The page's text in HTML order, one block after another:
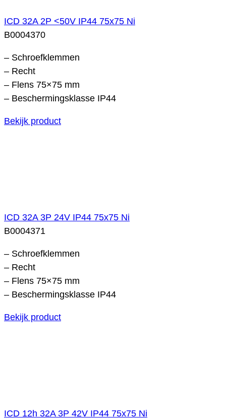
ICD 32A 2P <50V IP44 75x75 Ni
B0004370
– Schroefklemmen
– Recht
– Flens 75×75 mm
– Beschermingsklasse IP44
Bekijk product
ICD 32A 3P 24V IP44 75x75 Ni
B0004371
– Schroefklemmen
– Recht
– Flens 75×75 mm
– Beschermingsklasse IP44
Bekijk product
ICD 12h 32A 3P 42V IP44 75x75 Ni